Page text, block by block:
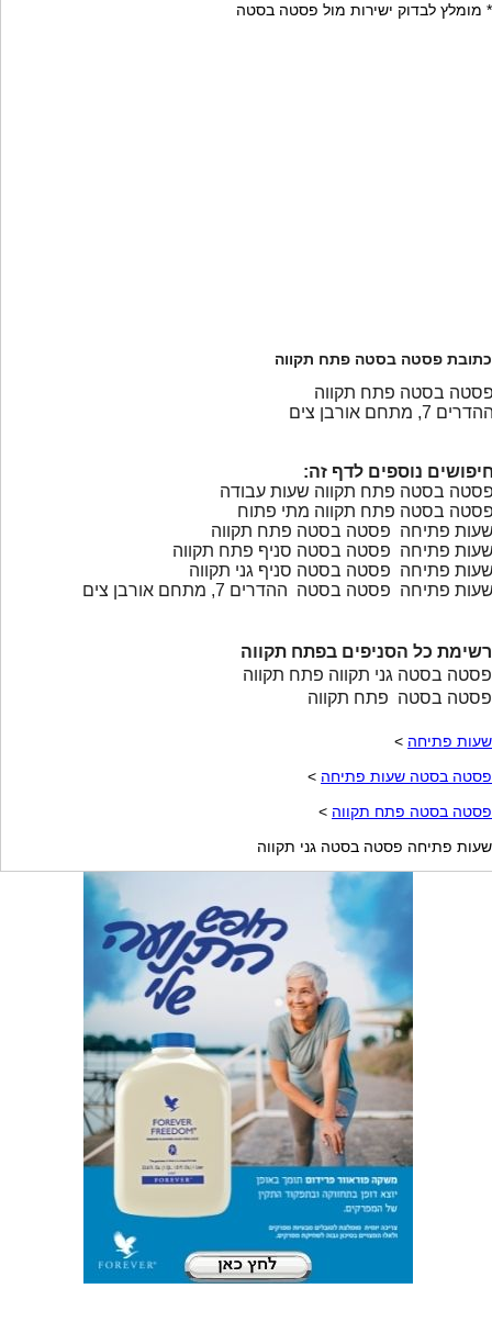
* מומלץ לבדוק ישירות מול פסטה בסטה
כתובת פסטה בסטה פתח תקווה
בסטה פתח תקווה
7, מתחם אורבן צים
נוספים לדף זה:
בסטה פתח תקווה שעות עבודה
בסטה פתח תקווה מתי פתוח
פתיחה פסטה בסטה פתח תקווה
פתיחה פסטה בסטה סניף פתח תקווה
פתיחה פסטה בסטה סניף גני תקווה
פתיחה פסטה בסטה ההדרים 7, מתחם אורבן צים
רשימת כל הסניפים בפתח תקווה
פסטה בסטה גני תקווה פתח תקווה
פסטה בסטה פתח תקווה
שעות פתיחה >
פסטה בסטה שעות פתיחה >
פסטה בסטה פתח תקווה >
שעות פתיחה פסטה בסטה גני תקווה